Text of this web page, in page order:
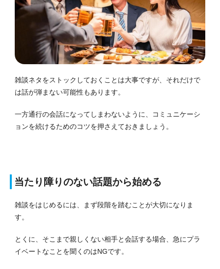
雑談ネタをストックしておくことは大事ですが、それだけで
は話が弾まない可能性もあります。
一方通行の会話になってしまわないように、コミュニケーシ
ョンを続けるためのコツを押さえておきましょう。
当たり障りのない話題から始める
雑談をはじめるには、まず段階を踏むことが大切になりま
す。
とくに、そこまで親しくない相手と会話する場合、急にプラ
イベートなことを聞くのはNGです。